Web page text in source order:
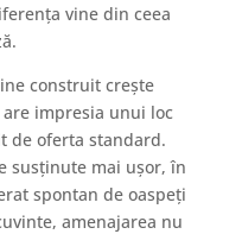
vine din ceea
construit crește
impresia unui loc
de oferta standard.
susținute mai ușor, în
spontan de oaspeți
amenajarea nu